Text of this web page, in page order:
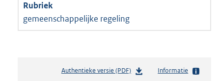
gemeenschappelijke regeling
Authentieke versie (PDF)b
Informatie